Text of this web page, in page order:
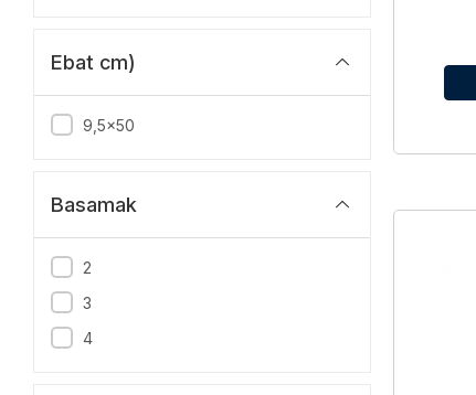
Ebat cm)
9,5x50
Basamak
2
3
4